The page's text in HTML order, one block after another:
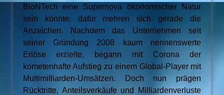
BioNTech eine Supernova ökonomischer Natur
sein könnte, dafür mehren sich gerade die
Anzeichen. Nachdem das Unternehmen seit
seiner Gründung 2008 kaum nennenswerte
Erlöse erzielte, begann mit Corona der
kometenhafte Aufstieg zu einem Global-Player mit
Multimilliarden-Umsätzen. Doch nun prägen
Rücktritte, Anteilsverkäufe und Milliardenverluste